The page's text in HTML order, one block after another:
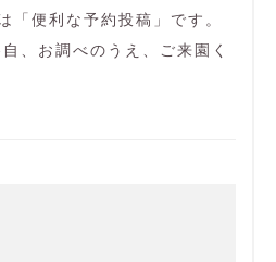
「便利な予約投稿」です。
、お調べのうえ、ご来園く